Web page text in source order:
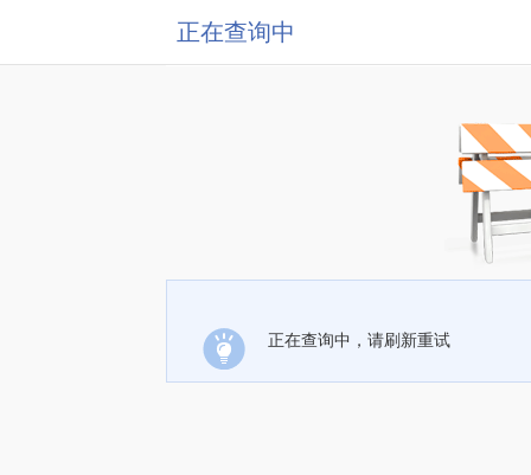
正在查询中
正在查询中，请刷新重试